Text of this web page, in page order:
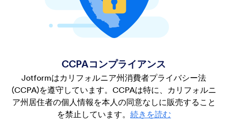
CCPAコンプライアンス
Jotformはカリフォルニア州消費者プライバシー法
(CCPA)を遵守しています。CCPAは特に、カリフォルニ
ア州居住者の個人情報を本人の同意なしに販売すること
を禁止しています。 続きを読む